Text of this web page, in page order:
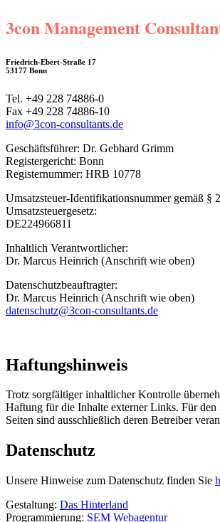
3con Management
Friedrich-Ebert-Straße 17
53177 Bonn
Tel. +49 228 74886-0
Fax +49 228 74886-10
info@3con-consultants.de
Geschäftsführer: Dr. Gebhard Grimm
Registergericht: Bonn
Registernummer: HRB 10778
Umsatzsteuer-Identifikationsnummer gemäß §
Umsatzsteuergesetz:
DE224966811
Inhaltlich Verantwortlicher:
Dr. Marcus Heinrich (Anschrift wie oben)
Datenschutzbeauftragter:
Dr. Marcus Heinrich (Anschrift wie oben)
datenschutz@3con-consultants.de
Haftungshinweis
Trotz sorgfältiger inhaltlicher Kontrolle
Haftung für die Inhalte externer Links. Für
Seiten sind ausschließlich deren Betreiber
Datenschutz
Unsere Hinweise zum Datenschutz finden Sie
Gestaltung: Das Hinterland
Programmierung: SEM Webagentur